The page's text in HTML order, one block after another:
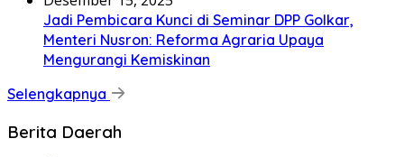
Jadi Pembicara Kunci di Seminar DPP Golkar,
Menteri Nusron: Reforma Agraria Upaya
Mengurangi Kemiskinan
Selengkapnya
Berita Daerah